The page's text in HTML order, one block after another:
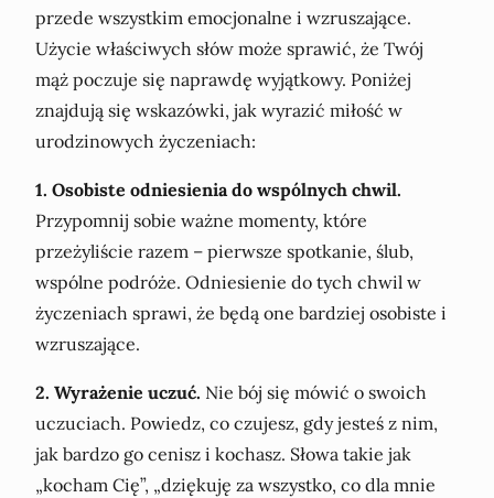
przede wszystkim emocjonalne i wzruszające.
Użycie właściwych słów może sprawić, że Twój
mąż poczuje się naprawdę wyjątkowy. Poniżej
znajdują się wskazówki, jak wyrazić miłość w
urodzinowych życzeniach:
1. Osobiste odniesienia do wspólnych chwil.
Przypomnij sobie ważne momenty, które
przeżyliście razem – pierwsze spotkanie, ślub,
wspólne podróże. Odniesienie do tych chwil w
życzeniach sprawi, że będą one bardziej osobiste i
wzruszające.
2. Wyrażenie uczuć. Nie bój się mówić o swoich
uczuciach. Powiedz, co czujesz, gdy jesteś z nim,
jak bardzo go cenisz i kochasz. Słowa takie jak
„kocham Cię”, „dziękuję za wszystko, co dla mnie